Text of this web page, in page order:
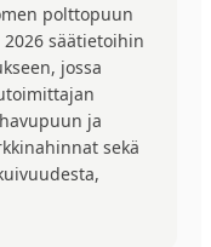
polttopuun
säätietoihin
jossa
ja
sekä